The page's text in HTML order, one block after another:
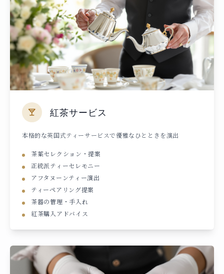
紅茶サービス
本格的な英国式ティーサービスで優雅なひとときを演出
茶葉セレクション・提案
正統派ティーセレモニー
アフタヌーンティー演出
ティーペアリング提案
茶器の管理・手入れ
紅茶購入アドバイス